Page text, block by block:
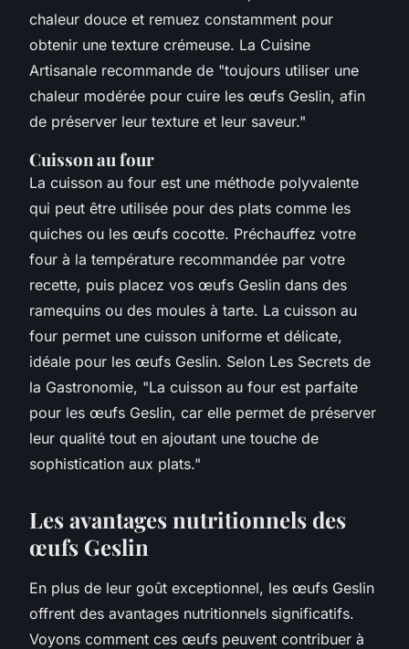
chaleur douce et remuez constamment pour
obtenir une texture crémeuse. La Cuisine
Artisanale recommande de "toujours utiliser une
chaleur modérée pour cuire les œufs Geslin, afin
de préserver leur texture et leur saveur."
Cuisson au four
La cuisson au four est une méthode polyvalente
qui peut être utilisée pour des plats comme les
quiches ou les œufs cocotte. Préchauffez votre
four à la température recommandée par votre
recette, puis placez vos œufs Geslin dans des
ramequins ou des moules à tarte. La cuisson au
four permet une cuisson uniforme et délicate,
idéale pour les œufs Geslin. Selon Les Secrets de
la Gastronomie, "La cuisson au four est parfaite
pour les œufs Geslin, car elle permet de préserver
leur qualité tout en ajoutant une touche de
sophistication aux plats."
Les avantages nutritionnels des
œufs Geslin
En plus de leur goût exceptionnel, les œufs Geslin
offrent des avantages nutritionnels significatifs.
Voyons comment ces œufs peuvent contribuer à